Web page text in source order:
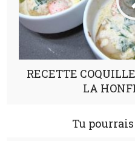
RECETTE
LA
Tu